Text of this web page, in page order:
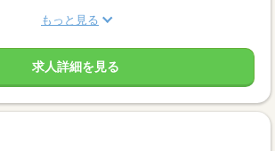
もっと見る
求人詳細を見る